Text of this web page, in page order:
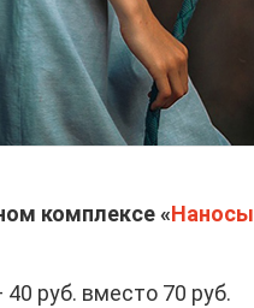
комплексе «
руб. вместо 70 руб.